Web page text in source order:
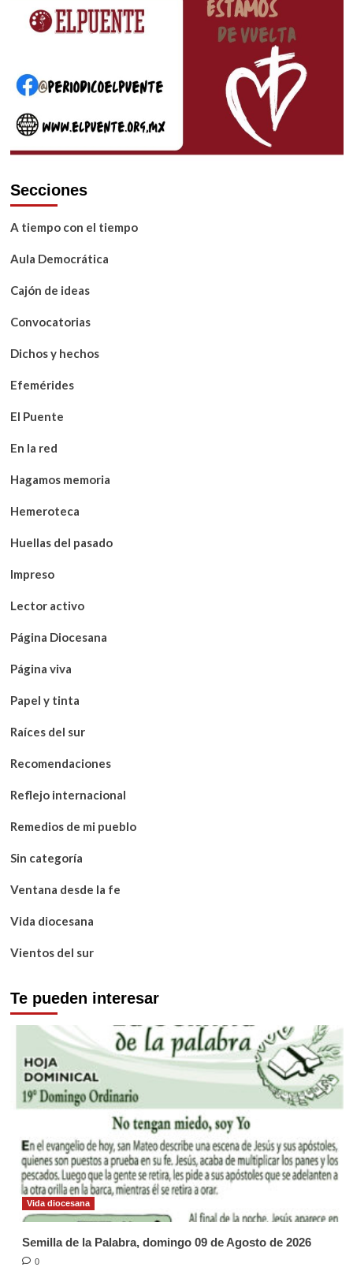
Secciones
A tiempo con el tiempo
Aula Democrática
Cajón de ideas
Convocatorias
Dichos y hechos
Efemérides
El Puente
En la red
Hagamos memoria
Hemeroteca
Huellas del pasado
Impreso
Lector activo
Página Diocesana
Página viva
Papel y tinta
Raíces del sur
Recomendaciones
Reflejo internacional
Remedios de mi pueblo
Sin categoría
Ventana desde la fe
Vida diocesana
Vientos del sur
Te pueden interesar
Vida diocesana
Semilla de la Palabra, domingo 09 de Agosto de 2026
0